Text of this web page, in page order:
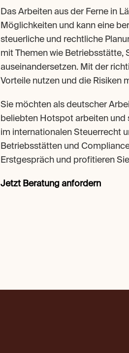
Das Arbeiten aus der Ferne in
Möglichkeiten und kann eine
steuerliche und rechtliche
mit Themen wie Betriebsstätte,
auseinandersetzen. Mit der
Vorteile nutzen und die Risiken
Sie möchten als deutscher
beliebten Hotspot arbeiten und
im internationalen Steuerrecht
Betriebsstätten und
Erstgespräch und profitieren
Jetzt Beratung anfordern